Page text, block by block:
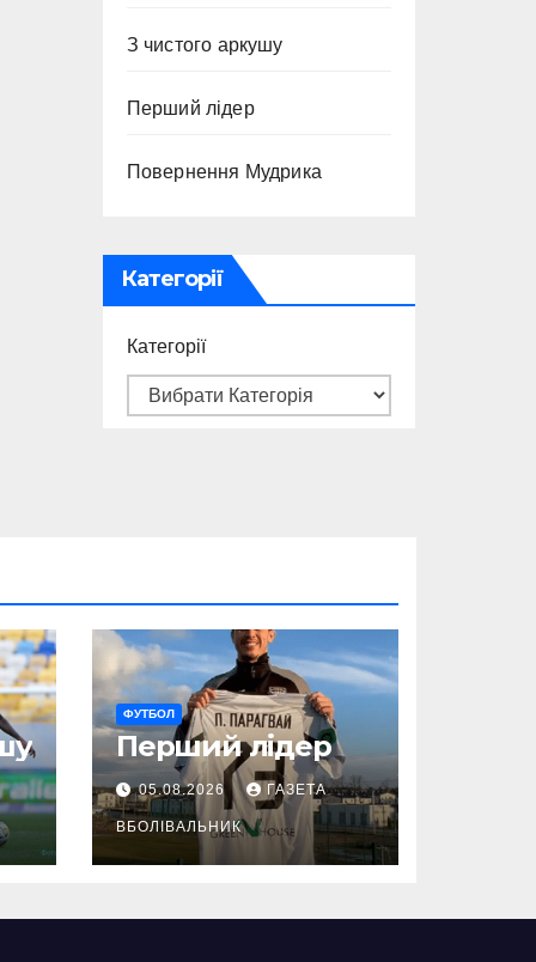
З чистого аркушу
Перший лідер
Повернення Мудрика
Категорії
Категорії
ФУТБОЛ
Перший лідер
05.08.2026 ГАЗЕТА
ВБОЛІВАЛЬНИК